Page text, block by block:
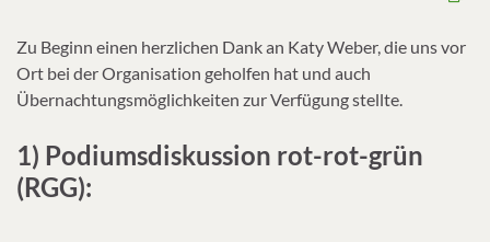
Zu Beginn einen herzlichen Dank an Katy Weber, die uns vor
Ort bei der Organisation geholfen hat und auch
Übernachtungsmöglichkeiten zur Verfügung stellte.
1) Podiumsdiskussion rot-rot-grün
(RGG):